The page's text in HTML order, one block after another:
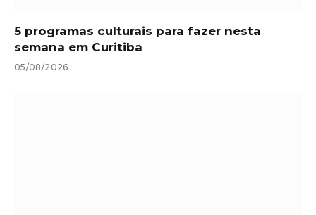
5 programas culturais para fazer nesta
semana em Curitiba
05/08/2026